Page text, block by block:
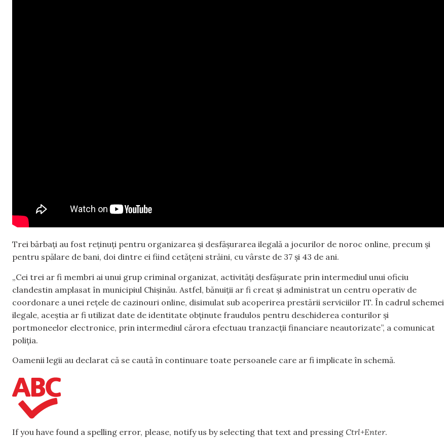
Trei bărbați au fost reținuți pentru organizarea și desfășurarea ilegală a jocurilor de noroc online, precum și
pentru spălare de bani, doi dintre ei fiind cetățeni străini, cu vârste de 37 și 43 de ani.
„Cei trei ar fi membri ai unui grup criminal organizat, activități desfășurate prin intermediul unui oficiu
clandestin amplasat în municipiul Chișinău. Astfel, bănuiții ar fi creat și administrat un centru operativ de
coordonare a unei rețele de cazinouri online, disimulat sub acoperirea prestării serviciilor IT. În cadrul schemei
ilegale, aceștia ar fi utilizat date de identitate obținute fraudulos pentru deschiderea conturilor și
portmoneelor electronice, prin intermediul cărora efectuau tranzacții financiare neautorizate”, a comunicat
poliția.
Oamenii legii au declarat că se caută în continuare toate persoanele care ar fi implicate în schemă.
If you have found a spelling error, please, notify us by selecting that text and pressing Ctrl+Enter.